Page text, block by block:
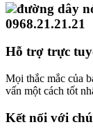
đường dây
0968.21.21.21
Hỗ trợ trực
Mọi thắc mắc của
vấn một cách tốt
Kết nối với